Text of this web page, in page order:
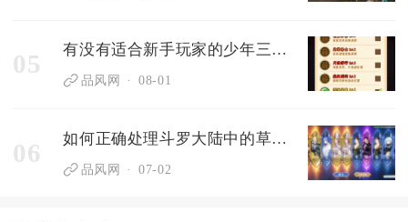
05 有没有适合新手玩家的少年三国志零最新阵容建议
品风网 08-01
06 如何正确处理斗罗大陆中的草武魂反应
品风网 07-02